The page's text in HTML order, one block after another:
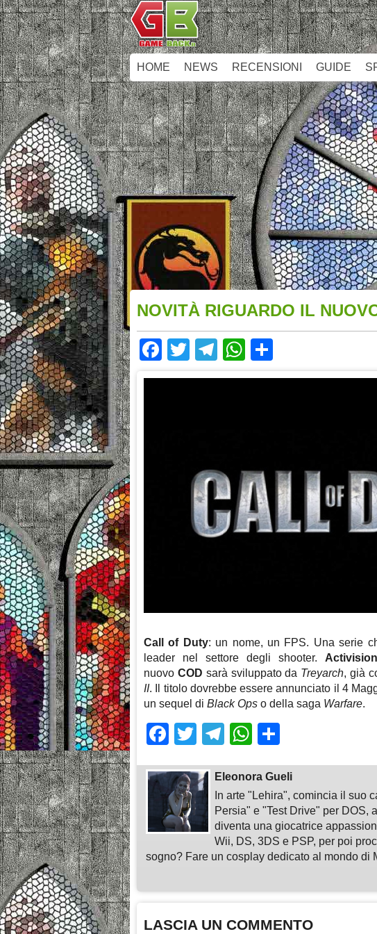
HOME NEWS RECENSIONI GUIDE
NOVITÀ RIGUARDO IL
Facebook
TwitterTelegram
WhatsApp
Call of Duty: un nome, un FPS. Una serie
leader nel settore degli shooter. Activision
nuovo COD sarà sviluppato da Treyarch, già
II. Il titolo dovrebbe essere annunciato il 4
un sequel di Black Ops o della saga Warfare.
Facebook
TwitterTelegram
WhatsApp
Eleonora Gueli
In arte "Lehira", comincia il suo
Persia" e "Test Drive" per DOS,
diventa una giocatrice
Wii, DS, 3DS e PSP, per poi
sogno? Fare un cosplay dedicato al mondo di
LASCIA UN COMMENTO